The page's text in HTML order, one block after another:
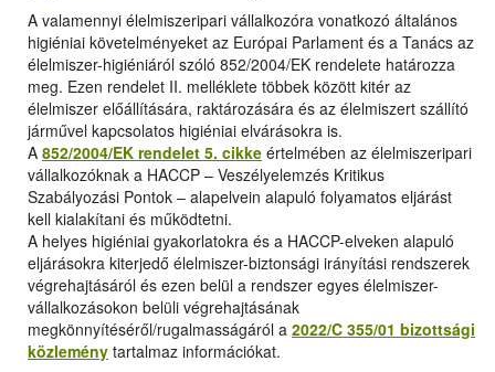
A valamennyi élelmiszeripari vállalkozóra vonatkozó általános
higiéniai követelményeket az Európai Parlament és a Tanács az
élelmiszer-higiéniáról szóló 852/2004/EK rendelete határozza
meg. Ezen rendelet II. melléklete többek között kitér az
élelmiszer előállítására, raktározására és az élelmiszert szállító
járművel kapcsolatos higiéniai elvárásokra is.
A 852/2004/EK rendelet 5. cikke értelmében az élelmiszeripari
vállalkozóknak a HACCP – Veszélyelemzés Kritikus
Szabályozási Pontok – alapelvein alapuló folyamatos eljárást
kell kialakítani és működtetni.
A helyes higiéniai gyakorlatokra és a HACCP-elveken alapuló
eljárásokra kiterjedő élelmiszer-biztonsági irányítási rendszerek
végrehajtásáról és ezen belül a rendszer egyes élelmiszer-
vállalkozásokon belüli végrehajtásának
megkönnyítéséről/rugalmasságáról a 2022/C 355/01 bizottsági
közlemény tartalmaz információkat.